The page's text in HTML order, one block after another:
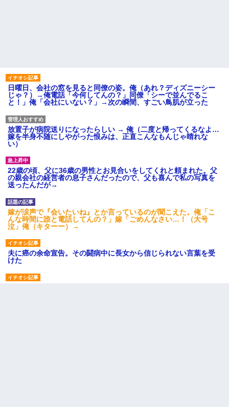
日曜日、会社の窓を見ると同僚の姿。俺（あれ？ディズニーシー
じゃ？）→俺電話「今何してんの？」同僚「シーで並んでるこ
と！」俺「会社にいない？」→次の瞬間、すごい鳥肌が立った
放置子が病院送りになったらしい → 俺（二度と帰ってくるなよ…
嫁を半身不随にしやがった恨みは、正直こんなもんじゃ晴れな
い）
22歳の頃、父に36歳の男性とお見合いをしてくれと頼まれた。父
の親会社の経営者の息子さんだったので、父も喜んで私の写真を
送ったんだが→
嫁が涙声で『会いたいね』とか言っているのが聞こえた。俺「こ
んな時間に誰と電話してんの？」嫁「ごめんなさい…！（大号
泣」俺（キターー）→
夫に癌の余命宣告。その闘病中に長女から信じられない言葉を受
けた